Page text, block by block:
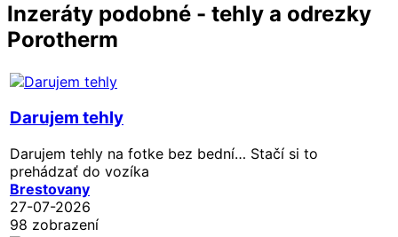
Inzeráty podobné - tehly a odrezky
Porotherm
Darujem tehly
Darujem tehly na fotke bez bední… Stačí si to
prehádzať do vozíka
Brestovany
27-07-2026
98 zobrazení